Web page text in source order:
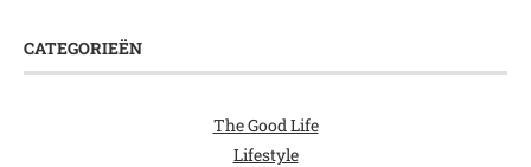
CATEGORIEËN
The Good Life
Lifestyle